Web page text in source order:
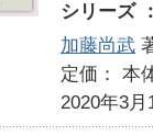
シリーズ
加藤尚武
定価：
2020年3月